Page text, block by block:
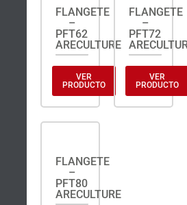
FLANGETE
–
PFT62
ARECULTURE
VER
PRODUCTO
FLANGETE
–
PFT72
VER
PRODUCTO
FLANGETE
–
PFT80
ARECULTURE